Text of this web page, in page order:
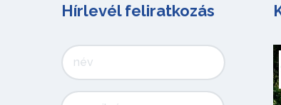
Hírlevél feliratkozás